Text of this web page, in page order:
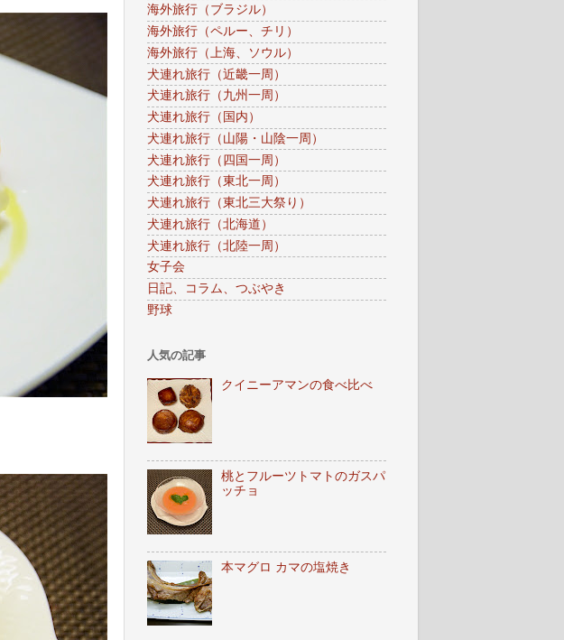
海外旅行（ブラジル）
海外旅行（ペルー、チリ）
海外旅行（上海、ソウル）
犬連れ旅行（近畿一周）
犬連れ旅行（九州一周）
犬連れ旅行（国内）
犬連れ旅行（山陽・山陰一周）
犬連れ旅行（四国一周）
犬連れ旅行（東北一周）
犬連れ旅行（東北三大祭り）
犬連れ旅行（北海道）
犬連れ旅行（北陸一周）
女子会
日記、コラム、つぶやき
野球
人気の記事
クイニーアマンの食べ比べ
桃とフルーツトマトのガスパ
ッチョ
本マグロ カマの塩焼き